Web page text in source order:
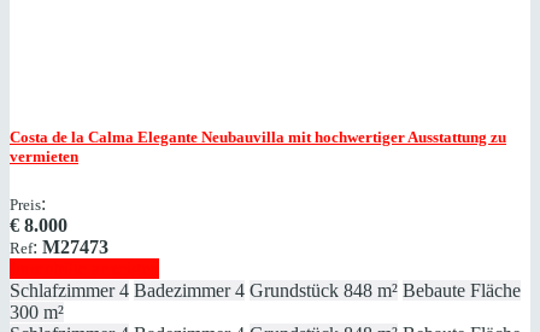
Costa de la Calma Elegante Neubauvilla mit hochwertiger Ausstattung zu
vermieten
Preis:
€ 8.000
Ref: M27473
Schlafzimmer 4 Badezimmer 4 Grundstück 848 m² Bebaute Fläche
300 m²